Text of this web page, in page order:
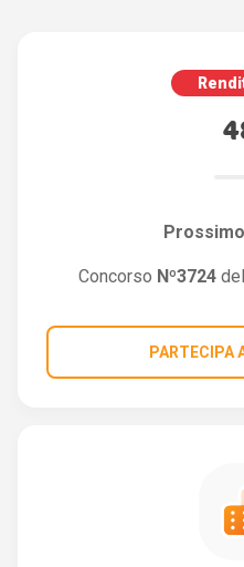
Concorso Nº3724 del
PARTECIPA